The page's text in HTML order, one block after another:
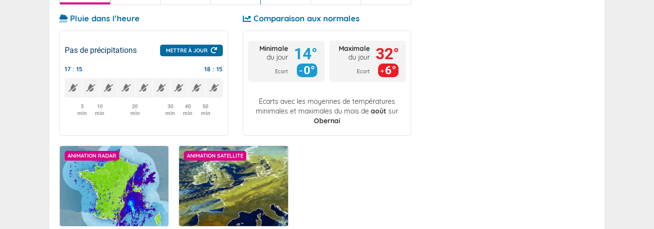
Pluie dans l'heure
Pas de précipitations METTRE À JOUR
17 : 15 18 : 15
5
min
10
min
20
min
30
min
40
min
50
min
Comparaison aux normales
Minimale
du jour
Ecart
14°
0°
Maximale
du jour
Ecart
32°
6°
Écarts avec les moyennes de températures
minimales et maximales du mois de août sur
Obernai
ANIMATION RADAR ANIMATION SATELLITE